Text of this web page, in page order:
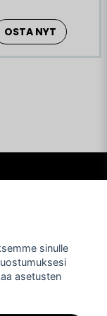
OSTA NYT
sinulle
asetusten